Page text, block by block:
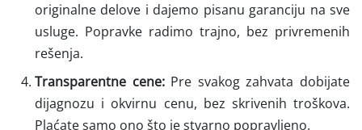
originalne delove i dajemo pisanu garanciju na sve
usluge. Popravke radimo trajno, bez privremenih
rešenja.
Transparentne cene:Pre svakog zahvata dobijate
dijagnozu i okvirnu cenu, bez skrivenih troškova.
Plaćate samo ono što je stvarno popravljeno.